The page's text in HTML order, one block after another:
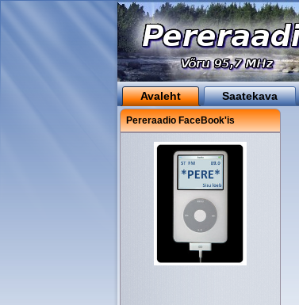
Avaleht Saatekava
Pereraadio FaceBook'is